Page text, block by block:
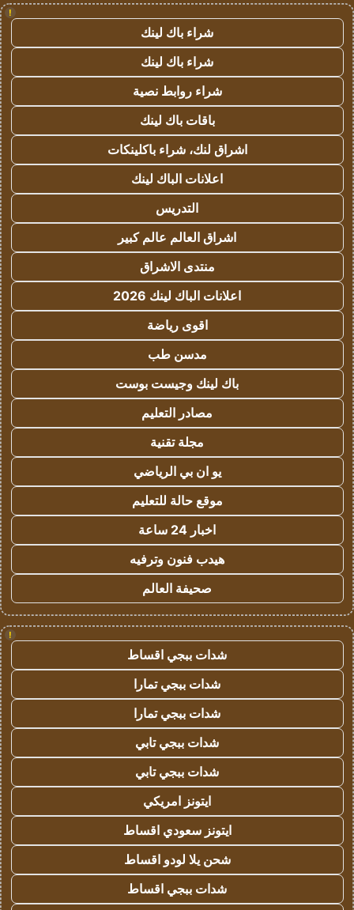
!
شراء باك لينك
شراء باك لينك
شراء روابط نصية
باقات باك لينك
اشراق لنك، شراء باكلينكات
اعلانات الباك لينك
التدريس
اشراق العالم عالم كبير
منتدى الاشراق
اعلانات الباك لينك 2026
اقوى رياضة
مدسن طب
باك لينك وجيست بوست
مصادر التعليم
مجلة تقنية
يو ان بي الرياضي
موقع حالة للتعليم
اخبار 24 ساعة
هيدب فنون وترفيه
صحيفة العالم
!
شدات ببجي اقساط
شدات ببجي تمارا
شدات ببجي تمارا
شدات ببجي تابي
شدات ببجي تابي
ايتونز امريكي
ايتونز سعودي اقساط
شحن يلا لودو اقساط
شدات ببجي اقساط